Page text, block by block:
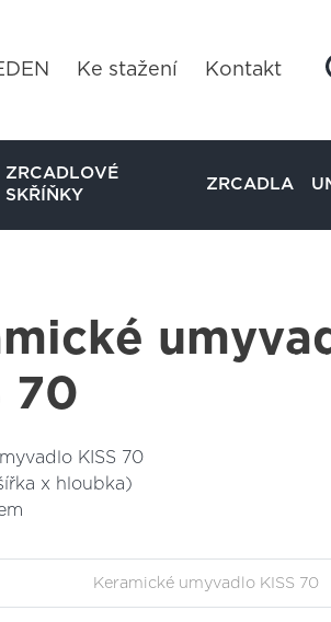
Ke stažení Kontakt
ZRCADLOVÉ
SKŘÍŇKY
ZRCADLA
70
KISS 70
x hloubka)
Keramické umyvadlo KISS 70